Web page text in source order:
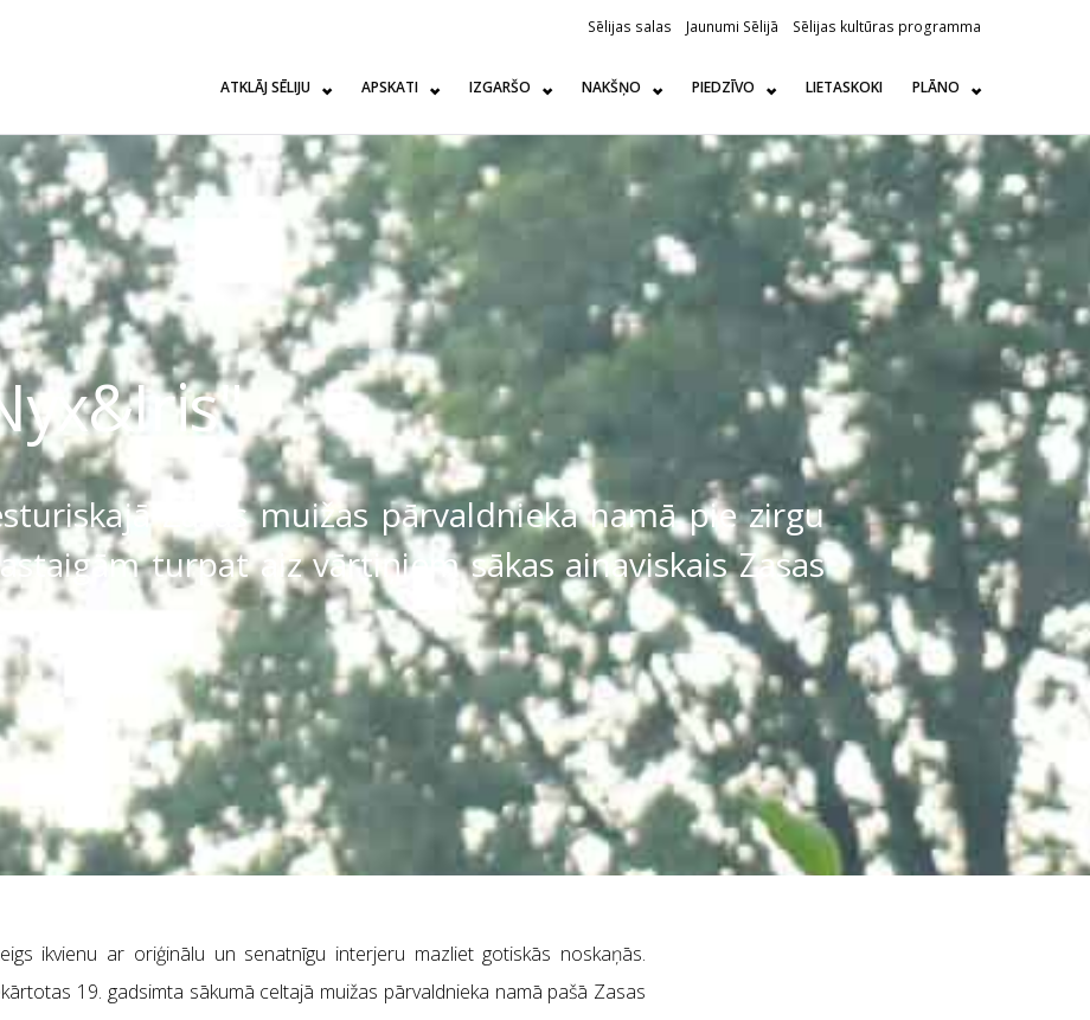
Sēlijas salas Jaunumi Sēlijā Sēlijas kultūras programma
ATKLĀJ SĒLIJU APSKATI IZGARŠO NAKŠŅO PIEDZĪVO LIETASKOKI PLĀNO
Zasas muižas pārvaldnieka namā pie zirgu
turpat aiz vārtiņiem sākas ainaviskais Zasas
ikvienu ar oriģinālu un senatnīgu interjeru mazliet gotiskās noskaņās.
19. gadsimta sākumā celtajā muižas pārvaldnieka namā pašā Zasas